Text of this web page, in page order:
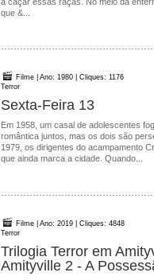
que &...
Filme | Ano: 1980 | Cliques: 1176
Terror
Sexta-Feira 13
Em 1958, um casal de adolescentes
romântica juntos, mas os dois são
1979, os dirigentes do acampamento
que ainda marca a cidade. Quando...
Filme | Ano: 2019 | Cliques: 4848
Terror
Trilogia Terror em
Amityville 2 - A